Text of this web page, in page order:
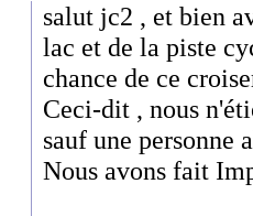
salut jc2 , et bien
lac et de la piste
chance de ce
Ceci-dit , nous
sauf une personne
Nous avons fait